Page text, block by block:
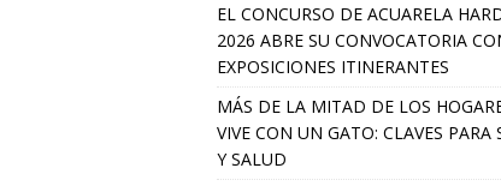
EL CONCURSO DE ACUARELA
2026 ABRE SU CONVOCATORIA
EXPOSICIONES ITINERANTES
MÁS DE LA MITAD DE LOS
VIVE CON UN GATO: CLAVES PARA
Y SALUD